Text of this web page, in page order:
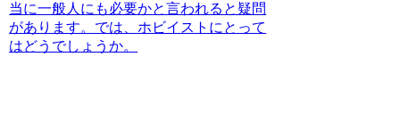
当に一般人にも必要かと言われると疑問
があります。では、ホビイストにとって
はどうでしょうか。